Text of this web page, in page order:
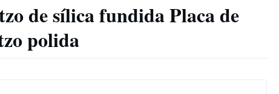
de sílica fundida Placa de
polida